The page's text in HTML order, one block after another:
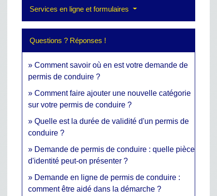
Services en ligne et formulaires
Questions ? Réponses !
Comment savoir où en est votre demande de
permis de conduire ?
Comment faire ajouter une nouvelle catégorie
sur votre permis de conduire ?
Quelle est la durée de validité d'un permis de
conduire ?
Demande de permis de conduire : quelle pièce
d'identité peut-on présenter ?
Demande en ligne de permis de conduire :
comment être aidé dans la démarche ?